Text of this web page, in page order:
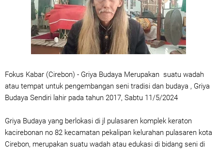
Fokus Kabar (Cirebon) - Griya Budaya Merupakan suatu wadah
atau tempat untuk pengembangan seni tradisi dan budaya , Griya
Budaya Sendiri lahir pada tahun 2017, Sabtu 11/5/2024
Griya Budaya yang berlokasi di jl pulasaren komplek keraton
kacirebonan no 82 kecamatan pekalipan kelurahan pulasaren kota
Cirebon, merupakan suatu wadah atau edukasi di bidang seni di